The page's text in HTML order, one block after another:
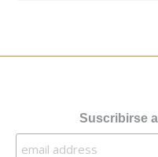
Suscribirse